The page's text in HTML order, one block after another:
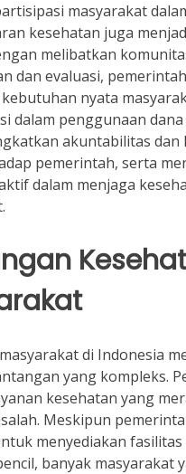
masyarakat
kesehatan juga
melibatkan
dan evaluasi,
nyata
dalam penggunaan
akuntabilitas dan
pemerintah, serta
dalam menjaga
di Indonesia
yang kompleks.
kesehatan yang
Meskipun
menyediakan fasilitas
banyak masyarakat